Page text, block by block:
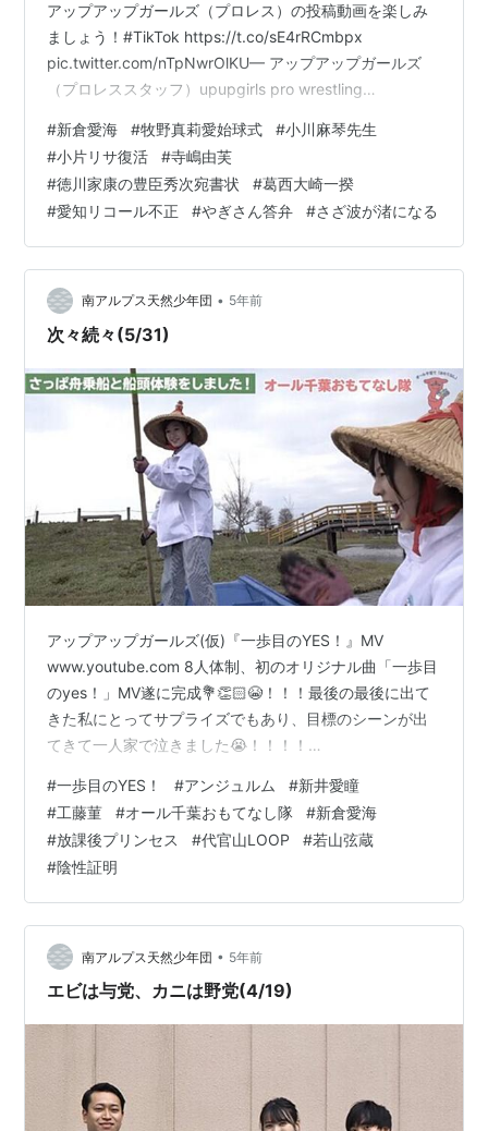
アップアップガールズ（プロレス）の投稿動画を楽しみ
ましょう！#TikTok https://t.co/sE4rRCmbpx
pic.twitter.com/nTpNwrOlKU— アップアップガールズ
（プロレススタッフ）upupgirls pro wrestling
アプガ2新倉#アプガ2#18歳も自分を信じて#新倉愛海生
誕祭 pic.twitter.com/PILk0JzpR3— 高萩千夏 アップア
ップガールズ(2) (@uug2_ch…
#新倉愛海 #牧野真莉愛始球式 #小川麻琴先生
#小片リサ復活 #寺嶋由芙
#徳川家康の豊臣秀次宛書状 #葛西大崎一揆
#愛知リコール不正 #やぎさん答弁 #さざ波が渚になる
南アルプス天然少年団 • 5年前
次々続々(5/31)
アップアップガールズ(仮)『一歩目のYES！』MV
www.youtube.com 8人体制、初のオリジナル曲「一歩目
のyes！」MV遂に完成💐👏🏻😭！！！最後の最後に出て
きた私にとってサプライズでもあり、目標のシーンが出
てきて一人家で泣きました😭！！！！
MV、拡散よろしくお願いします！！ #アプガ
pic.twitter.com/lmoTB1juJ7— 関根梓🍓6.27 大手町三井
ホール (@azusasekine) May 31, 2021 50球打った翌日盛
大な筋肉痛を負うほどに頑張ったのでみんなMVよろしく
✌🏻ht…
#一歩目のYES！ #アンジュルム #新井愛瞳
#工藤菫 #オール千葉おもてなし隊 #新倉愛海
#放課後プリンセス #代官山LOOP #若山弦蔵
#陰性証明
南アルプス天然少年団 • 5年前
エビは与党、カニは野党(4/19)